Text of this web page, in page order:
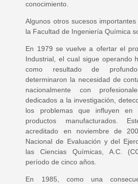
conocimiento.
Algunos otros sucesos
la Facultad de Ingeniería Química
En 1979 se vuelve a ofertar el
Industrial, el cual sigue operando
como resultado de
determinaron la necesidad de
nacionalmente con
dedicados a la investigación,
los problemas que influyen
productos manufacturados.
acreditado en noviembre de
Nacional de Evaluación y del
las Ciencias Químicas, A.C.
período de cinco años.
En 1985, como una